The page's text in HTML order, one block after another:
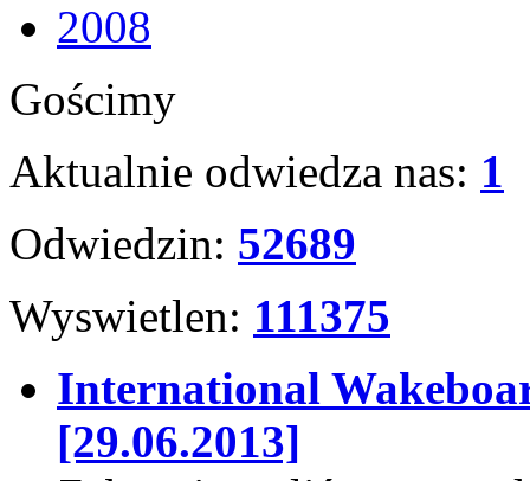
2008
Gościmy
Aktualnie odwiedza nas: 1
Odwiedzin: 52689
Wyswietlen: 111375
International
[29.06.2013]